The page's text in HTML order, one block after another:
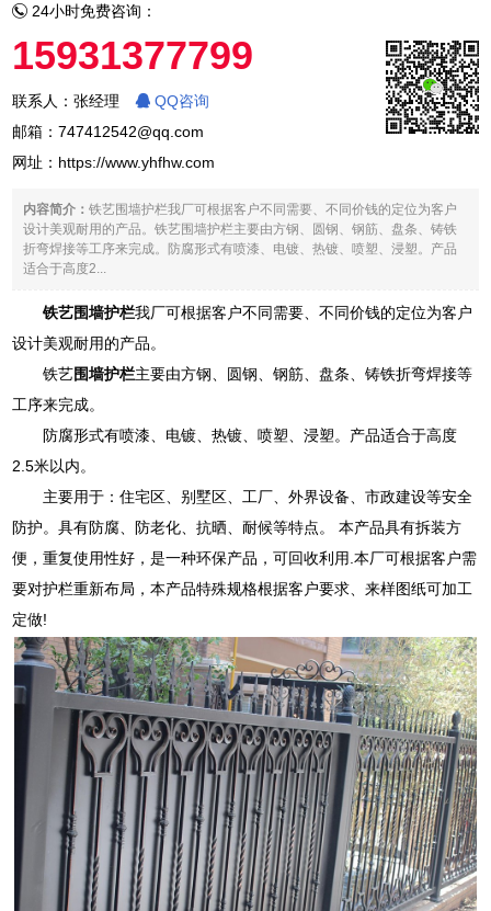
24小时免费咨询：
15931377799
联系人：张经理
QQ咨询
邮箱：747412542@qq.com
网址： https://www.yhfhw.com
内容简介：铁艺围墙护栏我厂可根据客户不同需要、不同价钱的定位为客户
设计美观耐用的产品。铁艺围墙护栏主要由方钢、圆钢、钢筋、盘条、铸铁
折弯焊接等工序来完成。防腐形式有喷漆、电镀、热镀、喷塑、浸塑。产品
适合于高度2...
铁艺围墙护栏我厂可根据客户不同需要、不同价钱的定位为客户
设计美观耐用的产品。
铁艺围墙护栏主要由方钢、圆钢、钢筋、盘条、铸铁折弯焊接等
工序来完成。
防腐形式有喷漆、电镀、热镀、喷塑、浸塑。产品适合于高度
2.5米以内。
主要用于：住宅区、别墅区、工厂、外界设备、市政建设等安全
防护。具有防腐、防老化、抗晒、耐候等特点。 本产品具有拆装方
便，重复使用性好，是一种环保产品，可回收利用.本厂可根据客户需
要对护栏重新布局，本产品特殊规格根据客户要求、来样图纸可加工
定做!